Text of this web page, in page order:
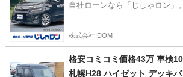
自社ローンなら「じしゃロン」
株式会社IDOM
格安コミコミ価格43万 車検
札幌H28 ハイゼット デッキ